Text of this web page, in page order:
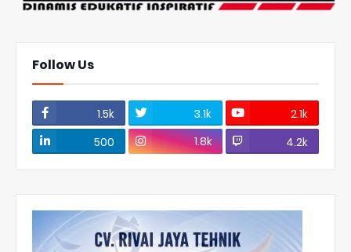
Follow Us
1.5k 3.1k
2.1k
500
1.8k 4.2k